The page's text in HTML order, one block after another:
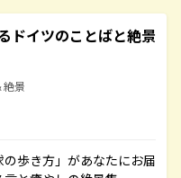
ドイツのことばと絶景
絶景
歩き方」があなたにお届